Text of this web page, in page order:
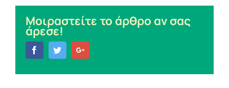
Μοιραστείτε το άρθρο αν σας
άρεσε!
FacebookTwitter